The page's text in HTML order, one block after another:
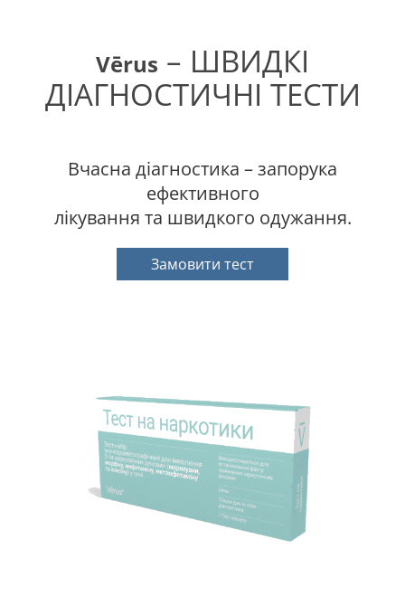
Vērus – ШВИДКІ
ДІАГНОСТИЧНІ ТЕСТИ
Вчасна діагностика – запорука
ефективного
лікування та швидкого одужання.
Замовити тест